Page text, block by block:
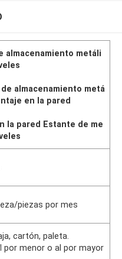
almacenamiento metáli
almacenamiento metá
en la pared
la pared Estante de me
piezas por mes
cartón, paleta.
por menor o al por mayor